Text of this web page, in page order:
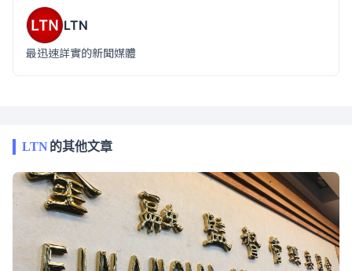
LTN
最迅速詳實的新聞媒體
LTN的其他文章